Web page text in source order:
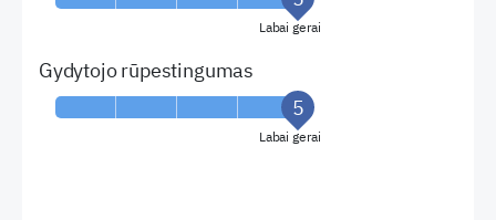
Labai gerai
Gydytojo rūpestingumas
Labai gerai